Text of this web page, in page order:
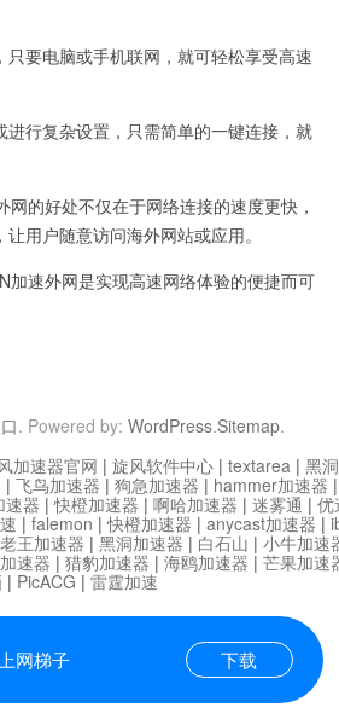
要电脑或手机联网，就可轻松享受高速
行复杂设置，只需简单的一键连接，就
的好处不仅在于网络连接的速度更快，
用户随意访问海外网站或应用。
速外网是实现高速网络体验的便捷而可
. Powered by: WordPress.Sitemap.
网梯子 下载
加速器官网 | 旋风软件中心 | textarea | 黑
| 飞鸟加速器 | 狗急加速器 | hammer加速器
速器 |快橙加速器 | 啊哈加速器 | 迷雾通 | 优
| falemon |快橙加速器 | anycast加速器 |
老王加速器 | 黑洞加速器 | 白石山 | 小牛加速
速器 | 猎豹加速器 | 海鸥加速器 | 芒果加速
| PicACG | 雷霆加速